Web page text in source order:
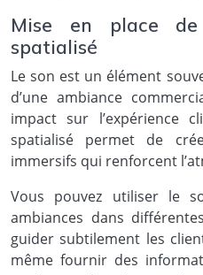
Mise en place
spatialisé
Le son est un élément
d’une ambiance
impact sur l’expérience
spatialisé permet de
immersifs qui renforcent
Vous pouvez utiliser le
ambiances dans
guider subtilement les
même fournir des